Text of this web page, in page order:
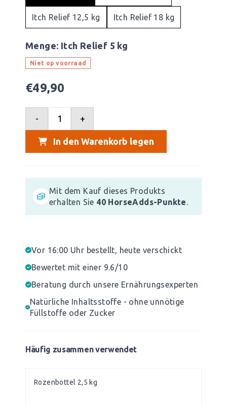
Itch Relief 12,5 kg Itch Relief 18 kg
Menge: Itch Relief 5 kg
Niet op voorraad
€49,90
- +
In den Warenkorb legen
Mit dem Kauf dieses Produkts
erhalten Sie 40 HorseAdds-Punkte.
Vor 16:00 Uhr bestellt, heute verschickt
Bewertet mit einer 9.6/10
Beratung durch unsere Ernährungsexperten
Natürliche Inhaltsstoffe - ohne unnötige
Füllstoffe oder Zucker
Häufig zusammen verwendet
Rozenbottel 2,5 kg